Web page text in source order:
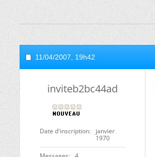
11/04/2007, 19h42
inviteb2bc44ad
Date d'inscription
janvier
1970